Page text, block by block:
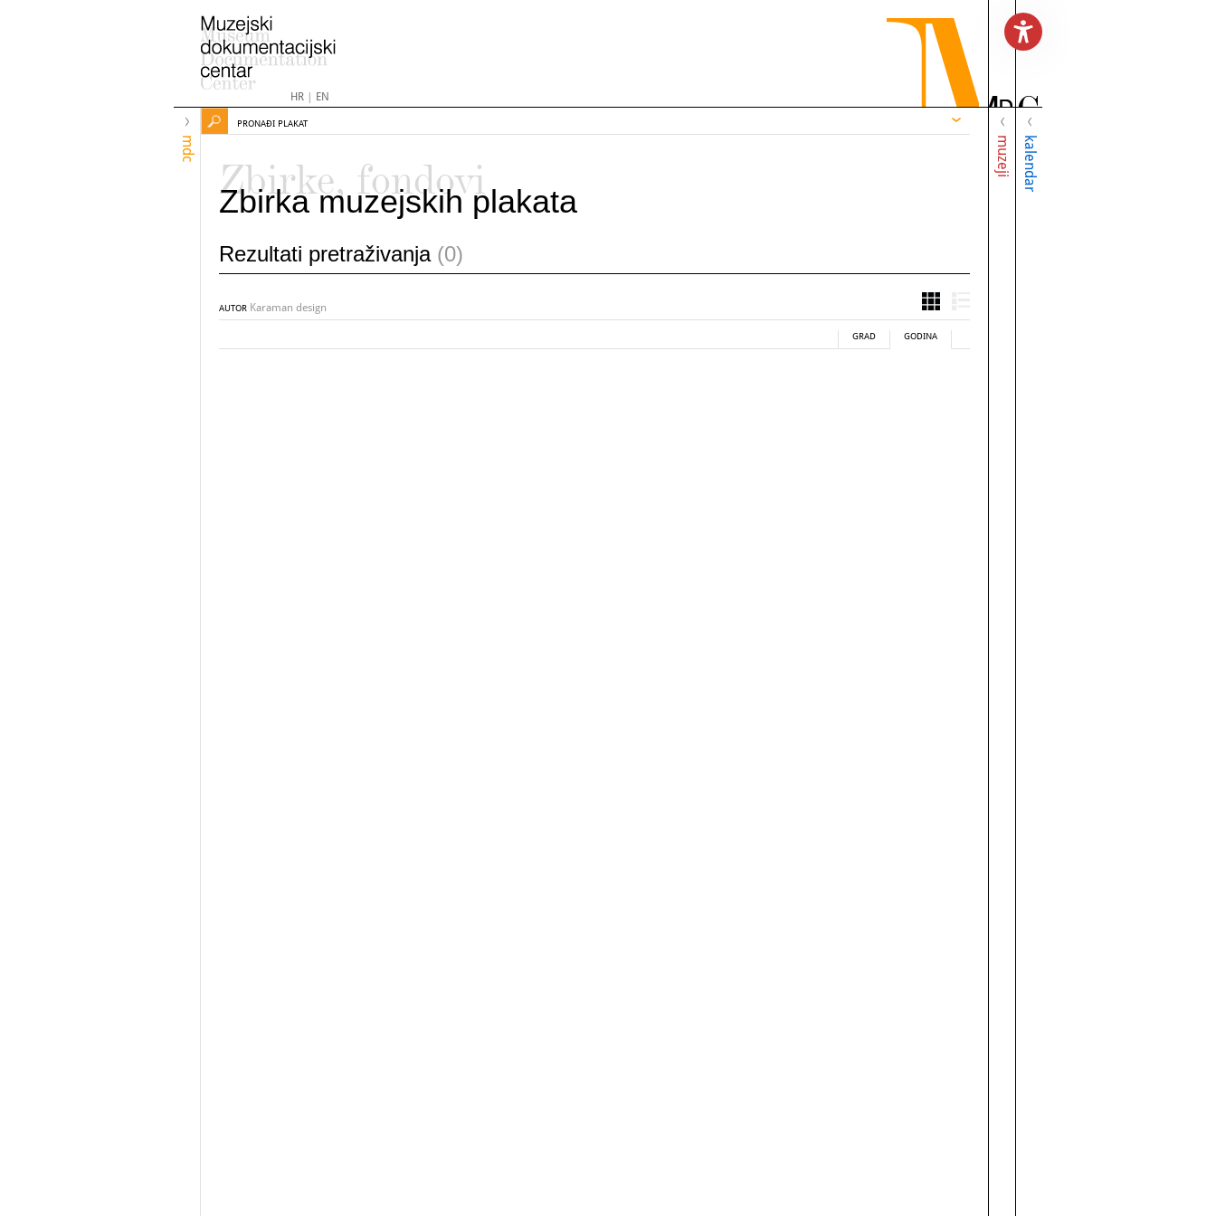
HR| EN
mdc muzeji kalendar
PRONAĐI PLAKAT
Zbirke, fondovi
Zbirka muzejskih plakata
Rezultati pretraživanja (0)
AUTOR Karaman design
GRAD GODINA